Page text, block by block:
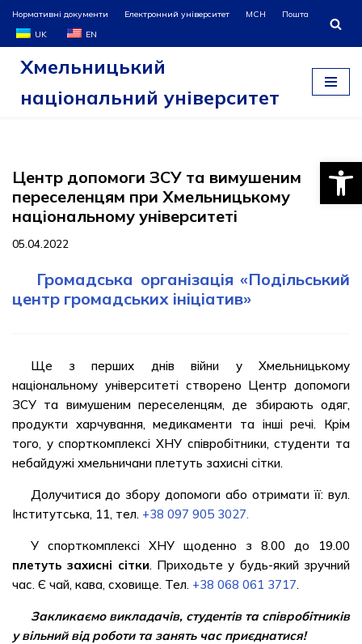
Перейти
до
Нормативні документи Електронний університет МСН
Пошта
UK
EN
Хмельницький
національний університет
Центр допомоги ЗСУ та вимушеним
переселенцям при Хмельницькому
національному університеті
05.04.2022
Громадська організація «Подільський
центр громадських ініціатив»
Ще з перших днів війни у Хмельницькому
національному університеті створено Центр допомоги
ЗСУ та вимушеним переселенцям, де збирають одяг,
продукти харчування, медикаменти та інші речі. Крім
того, у спорткомплексі ХНУ співробітники, студенти та
небайдужі хмельничани плетуть захисні сітки.
Долучитися до збору допомоги або отримати її: вул.
Інститутська, 11, тел. +38 097 905 3027.
У спорткомплексі ХНУ щоденно з 8.00 до 19.00
плетуть захисні сітки. Приходьте у будь-який зручний
час. Є чай, кава, сховище. Тел. +38 068 061 3717.
Закликаємо викладачів, студентів та співробітників
у вільний від роботи та занять час приєднатися!